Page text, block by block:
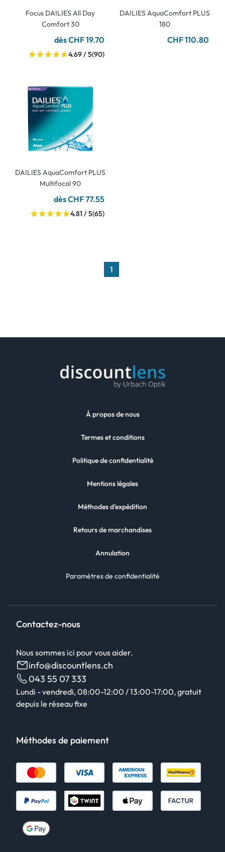
Focus DAILIES All Day
Comfort 30
dès CHF 19.70
4.69 / 5(90)
DAILIES AquaComfort PLUS
180
CHF 110.80
DAILIES AquaComfort PLUS
Multifocal 90
dès CHF 77.55
4.81 / 5(65)
1
À propos de nous
Termes et conditions
Politique de confidentialité
Mentions légales
Méthodes d'expédition
Retours de marchandises
Annulation
Paramètres de confidentialité
Contactez-nous
Nous sommes ici pour vous aider.
info@discountlens.ch
043 55 07 333
Lundi - vendredi, 08:00-12:00 / 13:00-17:00, gratuit
depuis le réseau fixe
Méthodes de paiement